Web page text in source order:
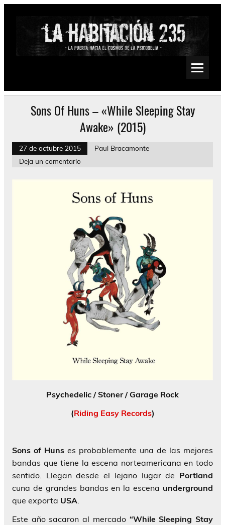
Saltar
Psychedelic, Stoner, Doom, Sludge, Fuzz, Space, Drone
Sons Of Huns – «While Sleeping Stay
Awake» (2015)
27 de octubre 2015
Paul Bracamonte
Deja un comentario
Psychedelic / Stoner / Garage Rock
(Riding Easy Records)
Sons of Huns es probablemente una de las mejores
bandas que tiene la escena norteamericana en todo
sentido. Llegan desde el lejano lugar de Portland
cuna de grandes bandas en la escena underground
que exporta USA.
Este año sacaron al mercado “While Sleeping Stay